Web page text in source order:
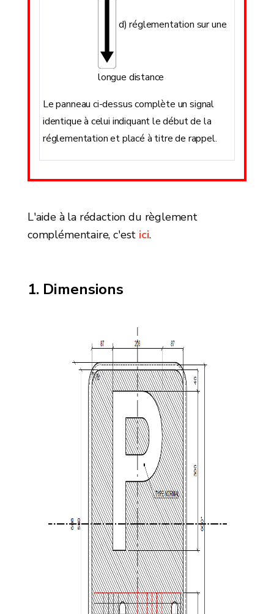
d) réglementation sur une
longue distance
Le panneau ci-dessus complète un signal
identique à celui indiquant le début de la
réglementation et placé à titre de rappel.
L'aide à la rédaction du règlement
complémentaire, c'est ici.
Dimensions